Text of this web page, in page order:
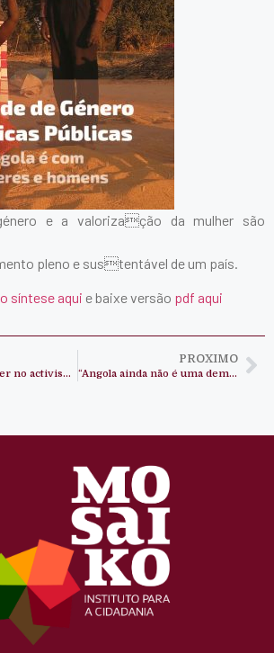
e a valorização da mulher são
pleno e sustentável de um país.
síntese aqui e baixe versão pdf aqui
“MPLA quer fazer no activismo o que fez com os Kuduristas”
PROXIMO
“Angola ainda não é uma democracia”